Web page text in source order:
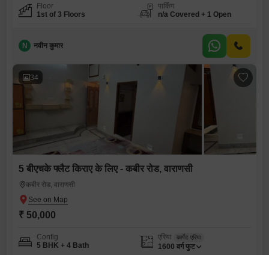
Floor
1st of 3 Floors
पार्किंग
n/a Covered + 1 Open
N नवीन कुमार
34
5 बीएचके फ्लैट किराए के लिए - कबीर रोड, वाराणसी
कबीर रोड, वाराणसी
₹ 50,000
Config
5 BHK + 4 Bath
एरिया कार्पेट एरिया
1600 वर्ग फुट